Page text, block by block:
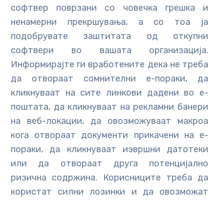
софтвер поврзани со човечка грешка и
ненамерни прекршувања, а со тоа ја
подобрувате заштитата од откупни
софтвери во вашата организација.
Информирајте ги вработените дека не треба
да отвораат сомнителни е-пораки, да
кликнуваат на сите линкови дадени во е-
поштата, да кликнуваат на рекламни банери
на веб-локации, да овозможуваат макроа
кога отвораат документи прикачени на е-
пораки, да кликнуваат извршни датотеки
или да отвораат друга потенцијално
ризична содржина. Корисниците треба да
користат силни лозинки и да овозможат